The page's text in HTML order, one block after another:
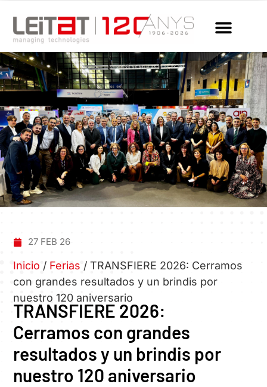
27 FEB 26
Inicio / Ferias /TRANSFIERE 2026: Cerramos
con grandes resultados y un brindis por
nuestro 120 aniversario
TRANSFIERE 2026:
Cerramos con grandes
resultados y un brindis por
nuestro 120 aniversario